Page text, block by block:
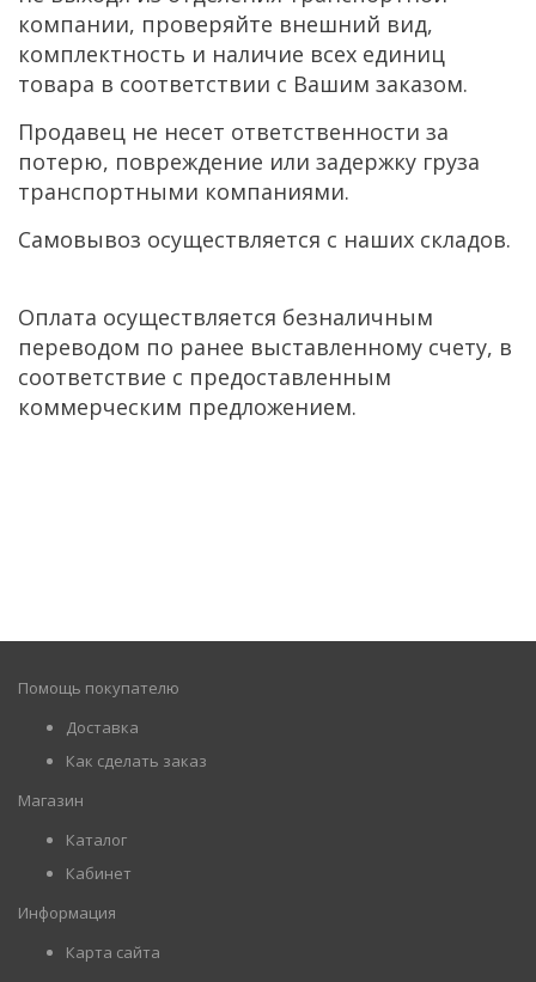
компании, проверяйте внешний вид,
комплектность и наличие всех единиц
товара в соответствии с Вашим заказом.
Продавец не несет ответственности за
потерю, повреждение или задержку груза
транспортными компаниями.
Самовывоз осуществляется с наших складов.
Оплата осуществляется безналичным
переводом по ранее выставленному счету, в
соответствие с предоставленным
коммерческим предложением.
Помощь покупателю
Доставка
Как сделать заказ
Магазин
Каталог
Кабинет
Информация
Карта сайта